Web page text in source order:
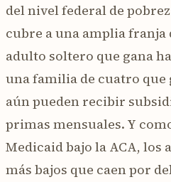
del nivel federal de
cubre a una amplia franja
adulto soltero que gana
una familia de cuatro que
aún pueden recibir
primas mensuales. Y
Medicaid bajo la ACA, los
más bajos que caen por